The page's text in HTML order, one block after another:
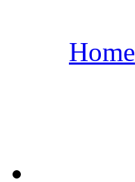
Home